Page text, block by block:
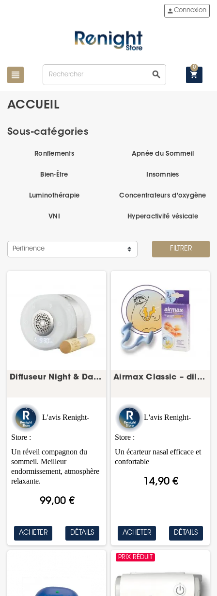
view_headline search
personConnexion
shopping_cart
0
ACCUEIL
Sous-catégories
Ronflements Apnée du Sommeil
Bien-Être Insomnies
Luminothérapie Concentrateurs d'oxygène
VNI Hyperactivité vésicale
Pertinence FILTRER
Diffuseur Night & Day BERGER – diffuseur masque...
99,00 €
L'avis Renight-
Store :
Un réveil compagnon du
sommeil. Meilleur
endormissement, atmosphère
relaxante.
ACHETER DÉTAILS
Airmax Classic – dilatateur nasal anti-ronflement
14,90 €
L'avis Renight-
Store :
Un écarteur nasal efficace et
confortable
ACHETER DÉTAILS
PRIX RÉDUIT